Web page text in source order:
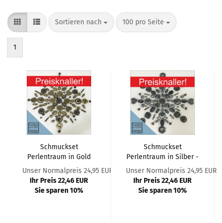
Sortieren nach
Sortieren nach 100 pro Seite
pro Seite
1
Schmuckset
Perlentraum in Gold
Antik - 94.teilig
Unser Normalpreis 24,95 EUR
Ihr Preis 22,46 EUR
Sie sparen 10%
Schmuckset
Perlentraum in Silber -
81.teilig
Unser Normalpreis 24,95 EUR
Ihr Preis 22,46 EUR
Sie sparen 10%